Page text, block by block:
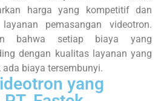
harga yang kompetitif dan
pemasangan videotron.
bahwa setiap biaya yang
dengan kualitas layanan yang
biaya tersembunyi.
yang